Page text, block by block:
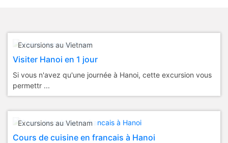
Excursions au Vietnam
Visiter Hanoi en 1 jour
Si vous n'avez qu'une journée à Hanoi, cette excursion vous
permettr ...
Excursions au Vietnam
Cours de cuisine en francais à Hanoi